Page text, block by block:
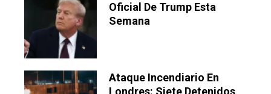
Oficial De Trump Esta
Semana
Ataque Incendiario En
Londres: Siete Detenidos